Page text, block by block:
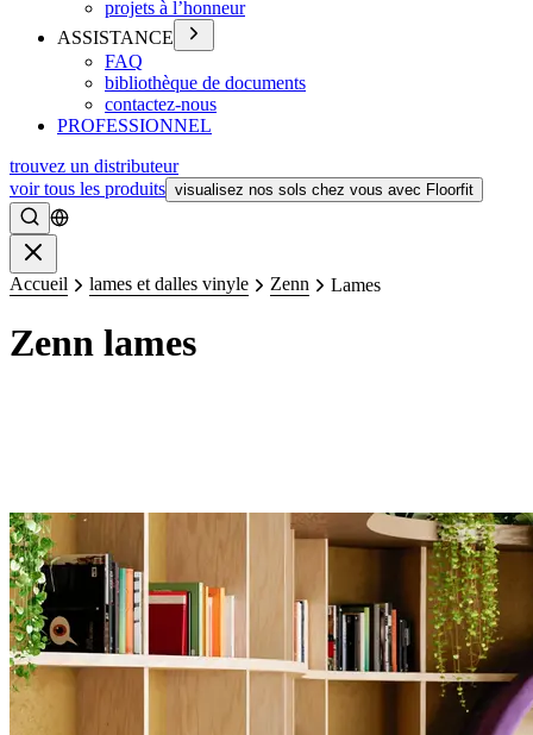
projets à l’honneur
ASSISTANCE
FAQ
bibliothèque de documents
contactez-nous
PROFESSIONNEL
trouvez un distributeur
voir tous les produits visualisez nos sols chez vous avec Floorfit
Rechercher
Accueil lames et dalles vinyle Zenn Lames
Zenn lames